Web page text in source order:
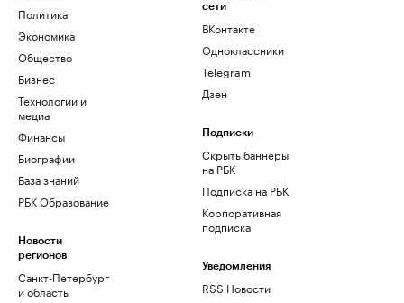
Политика
Экономика
Общество
Бизнес
Технологии и
медиа
Финансы
Биографии
База знаний
РБК Образование
Новости
регионов
Санкт-Петербург
и область
сети
ВКонтакте
Одноклассники
Telegram
Дзен
Подписки
Скрыть баннеры
на РБК
Подписка на РБК
Корпоративная
подписка
Уведомления
RSS Новости